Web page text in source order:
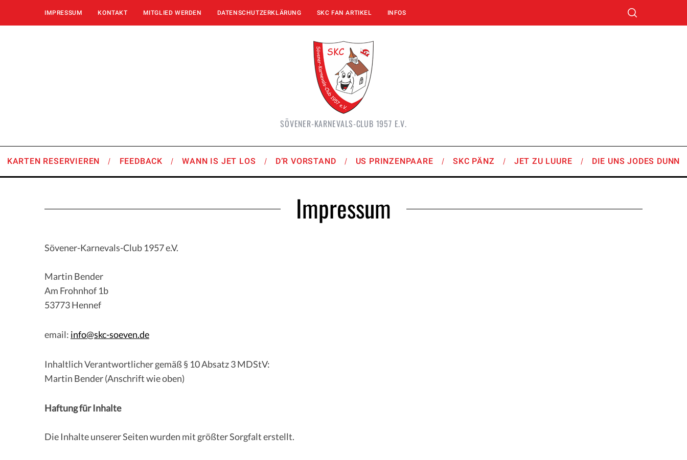
IMPRESSUM KONTAKT MITGLIED WERDEN DATENSCHUTZERKLÄRUNG SKC FAN ARTIKEL INFOS
SÖVENER-KARNEVALS-CLUB 1957 E.V.
KARTEN RESERVIEREN FEEDBACK WANN IS JET LOS D’R VORSTAND US PRINZENPAARE SKC PÄNZ JET ZU LUURE DIE UNS JODES DUNN
Impressum
Sövener-Karnevals-Club 1957 e.V.
Martin Bender
Am Frohnhof 1b
53773 Hennef
email: info@skc-soeven.de
Inhaltlich Verantwortlicher gemäß § 10 Absatz 3 MDStV:
Martin Bender (Anschrift wie oben)
Haftung für Inhalte
Die Inhalte unserer Seiten wurden mit größter Sorgfalt erstellt.